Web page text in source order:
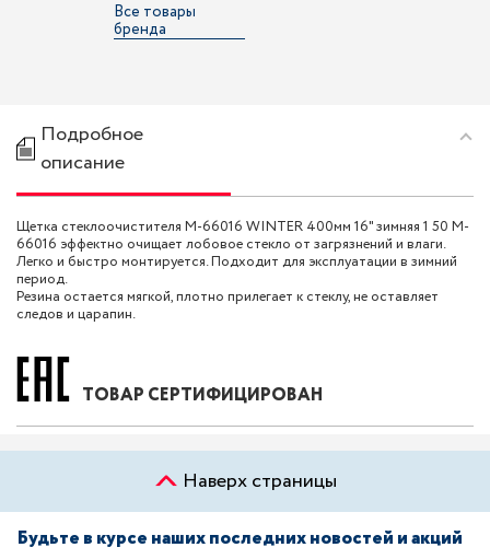
Все товары
бренда
Подробное
описание
Щетка стеклоочистителя M-66016 WINTER 400мм 16" зимняя 1 50 M-
66016 эффектно очищает лобовое стекло от загрязнений и влаги.
Легко и быстро монтируется. Подходит для эксплуатации в зимний
период.
Резина остается мягкой, плотно прилегает к стеклу, не оставляет
следов и царапин.
ТОВАР СЕРТИФИЦИРОВАН
Наверх страницы
Будьте в курсе наших последних новостей и акций